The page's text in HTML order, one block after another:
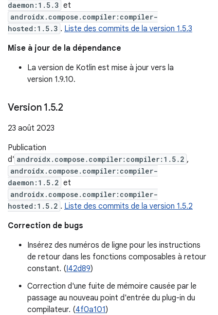
daemon:1.5.3 et
androidx.compose.compiler:compiler-
hosted:1.5.3 . Liste des commits de la version 1.5.3
Mise à jour de la dépendance
La version de Kotlin est mise à jour vers la
version 1.9.10.
Version 1.5.2
23 août 2023
Publication
d' androidx.compose.compiler:compiler:1.5.2 ,
androidx.compose.compiler:compiler-
daemon:1.5.2 et
androidx.compose.compiler:compiler-
hosted:1.5.2 . Liste des commits de la version 1.5.2
Correction de bugs
Insérez des numéros de ligne pour les instructions
de retour dans les fonctions composables à retour
constant. (I42d89)
Correction d'une fuite de mémoire causée par le
passage au nouveau point d'entrée du plug-in du
compilateur. (4f0a101)